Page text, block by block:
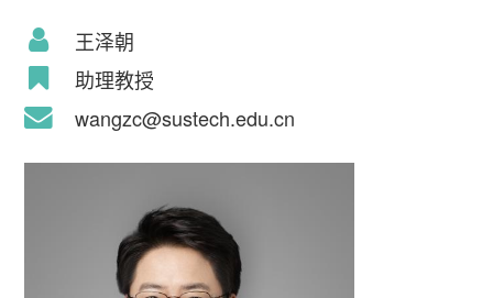
王泽朝
助理教授
wangzc@sustech.edu.cn